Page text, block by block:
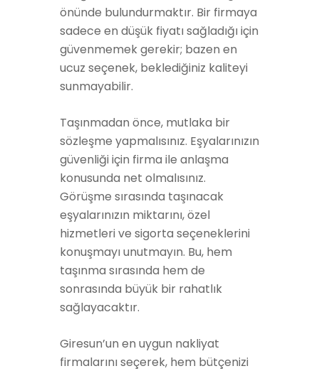
önünde bulundurmaktır. Bir firmaya
sadece en düşük fiyatı sağladığı için
güvenmemek gerekir; bazen en
ucuz seçenek, beklediğiniz kaliteyi
sunmayabilir.
Taşınmadan önce, mutlaka bir
sözleşme yapmalısınız. Eşyalarınızın
güvenliği için firma ile anlaşma
konusunda net olmalısınız.
Görüşme sırasında taşınacak
eşyalarınızın miktarını, özel
hizmetleri ve sigorta seçeneklerini
konuşmayı unutmayın. Bu, hem
taşınma sırasında hem de
sonrasında büyük bir rahatlık
sağlayacaktır.
Giresun’un en uygun nakliyat
firmalarını seçerek, hem bütçenizi